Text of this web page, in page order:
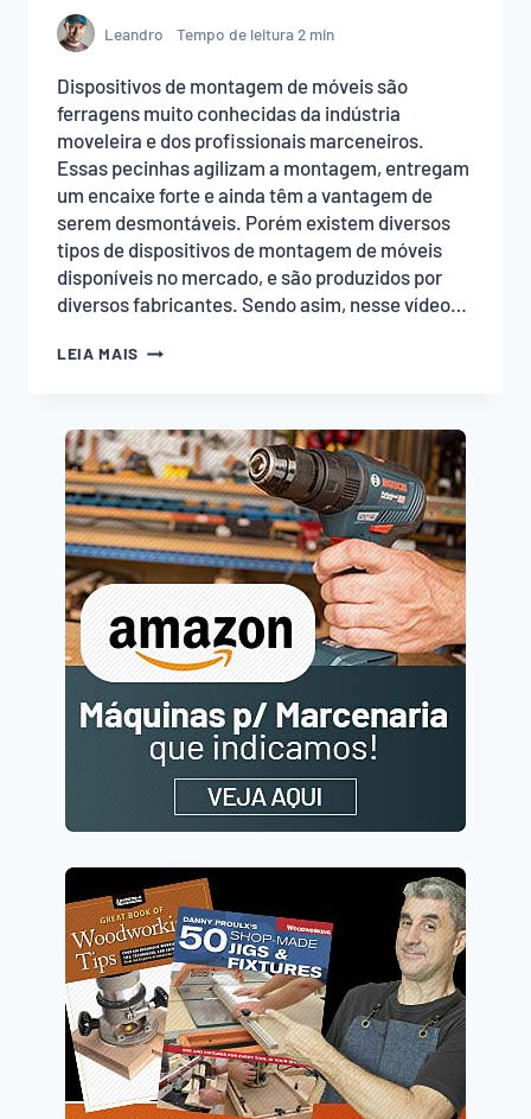
Leandro Tempo de leitura2 min
Dispositivos de montagem de móveis são
ferragens muito conhecidas da indústria
moveleira e dos profissionais marceneiros.
Essas pecinhas agilizam a montagem, entregam
um encaixe forte e ainda têm a vantagem de
serem desmontáveis. Porém existem diversos
tipos de dispositivos de montagem de móveis
disponíveis no mercado, e são produzidos por
diversos fabricantes. Sendo asim, nesse vídeo…
LEIA MAIS DIFERENÇAS
DE
MONTAGEM
DE
MÓVEIS